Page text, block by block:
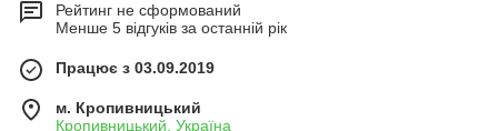
Рейтинг не сформований
Менше 5 відгуків за останній рік
Працює з 03.09.2019
м. Кропивницький
Кропивницький, Україна